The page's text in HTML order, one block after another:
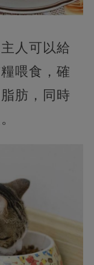
人可以給
喂食，確
肪，同時